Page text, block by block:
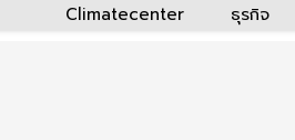
Climatecenter ธุรกิจ